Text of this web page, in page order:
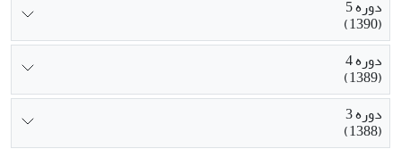
دوره 5
(1390)
دوره 4
(1389)
دوره 3
(1388)